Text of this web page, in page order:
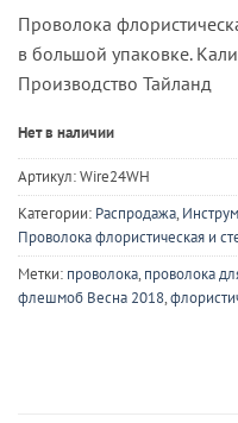
составляла
495 ₽.
335
Проволока
в большой упаковке.
Производство Тайланд
Нет в наличии
Артикул:Wire24WH
Категории: Распродажа,
Проволока флористическая и
Метки: проволока, проволока
флешмоб Весна 2018,